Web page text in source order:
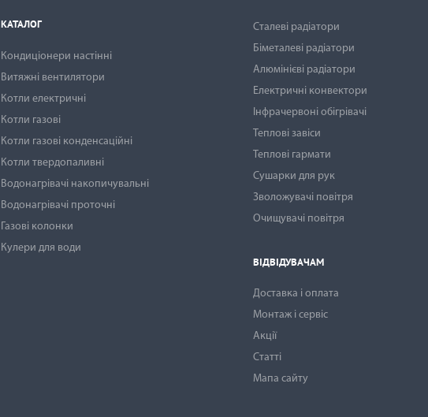
КАТАЛОГ
Кондиціонери настінні
Витяжні вентилятори
Котли електричні
Котли газові
Котли газові конденсаційні
Котли твердопаливні
Водонагрівачі накопичувальні
Водонагрівачі проточні
Газові колонки
Кулери для води
Сталеві радіатори
Біметалеві радіатори
Алюмінієві радіатори
Електричні конвектори
Інфрачервоні обігрівачі
Теплові завіси
Теплові гармати
Сушарки для рук
Зволожувачі повітря
Очищувачі повітря
ВІДВІДУВАЧАМ
Доставка і оплата
Монтаж і сервіс
Акції
Статті
Мапа сайту